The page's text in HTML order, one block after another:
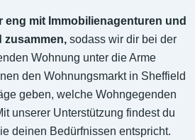
eng mit Immobilienagenturen und
zusammen, sodass wir dir bei der
Wohnung unter die Arme
den Wohnungsmarkt in Sheffield
geben, welche Wohngegenden
unserer Unterstützung findest du
deinen Bedürfnissen entspricht.